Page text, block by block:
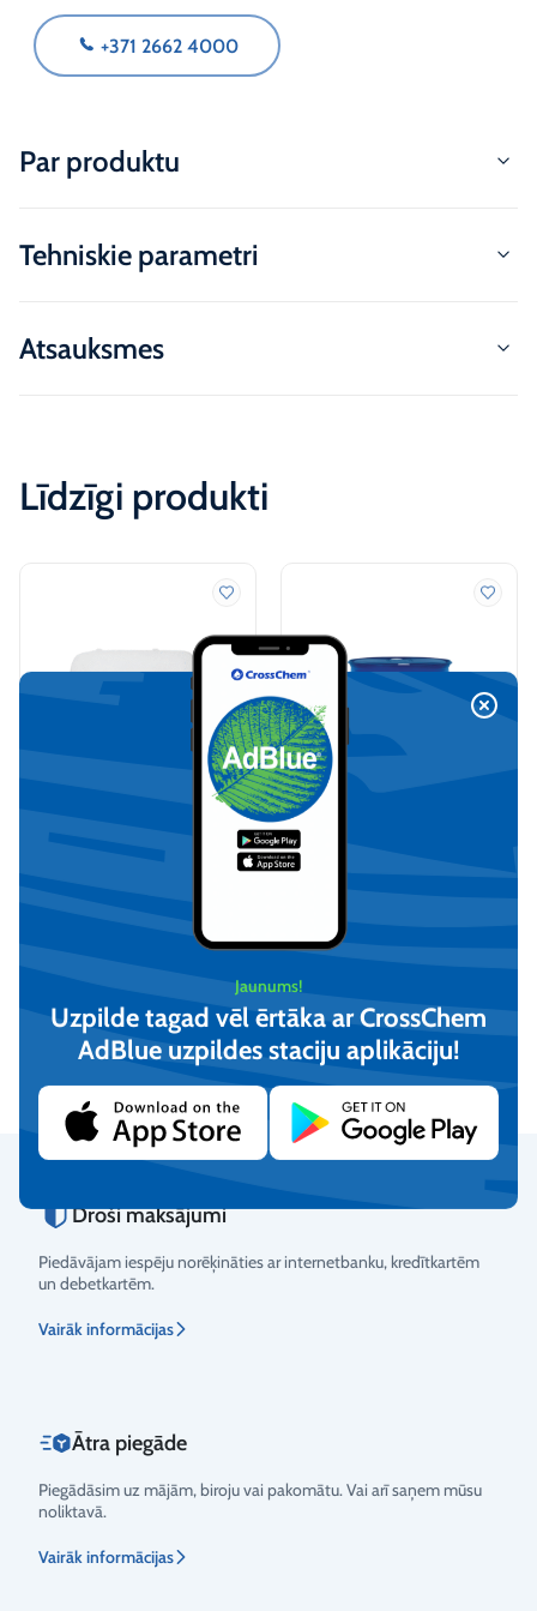
+371 2662 4000
Par produktu
Tehniskie parametri
Atsauksmes
Līdzīgi produkti
Demineralizēts ūdens (20L)
13,61
(iesk. PVN)
Pievienot
Demineralizēts ūdens
(210L)
Pēc pieprasījuma
Apskatīt
Droši maksājumi
Piedāvājam iespēju norēķināties ar internetbanku, kredītkartēm
un debetkartēm.
Vairāk informācijas
Ātra piegāde
Piegādāsim uz mājām, biroju vai pakomātu. Vai arī saņem mūsu
noliktavā.
Vairāk informācijas
Jaunums!
Uzpilde tagad vēl ērtāka ar CrossChem
AdBlue uzpildes staciju aplikāciju!​